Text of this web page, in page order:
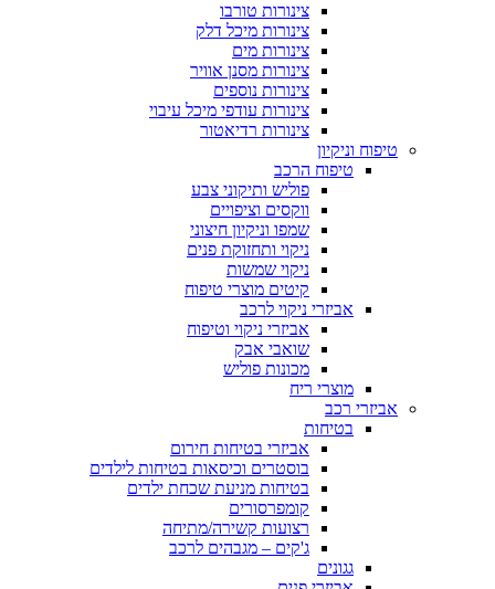
צינורות טורבו
צינורות מיכל דלק
צינורות מים
צינורות מסנן אוויר
צינורות נוספים
צינורות עודפי מיכל עיבוי
צינורות רדיאטור
טיפוח וניקיון
טיפוח הרכב
פוליש ותיקוני צבע
ווקסים וציפויים
שמפו וניקיון חיצוני
ניקוי ותחזוקת פנים
ניקוי שמשות
קיטים מוצרי טיפוח
אביזרי ניקוי לרכב
אביזרי ניקוי וטיפוח
שואבי אבק
מכונות פוליש
מוצרי ריח
אביזרי רכב
בטיחות
אביזרי בטיחות חירום
בוסטרים וכיסאות בטיחות לילדים
בטיחות מניעת שכחת ילדים
קומפרסורים
רצועות קשירה/מתיחה
ג'קים – מגבהים לרכב
גגונים